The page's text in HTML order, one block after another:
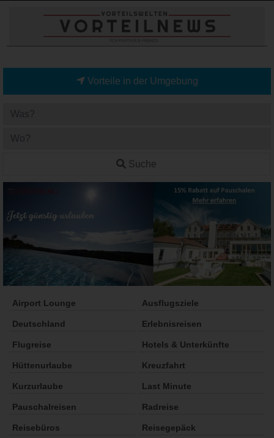
Vorteile in der Umgebung
Suche
Airport Lounge Ausflugsziele
Deutschland Erlebnisreisen
Flugreise Hotels & Unterkünfte
Hüttenurlaube Kreuzfahrt
Kurzurlaube Last Minute
Pauschalreisen Radreise
Reisebüros Reisegepäck